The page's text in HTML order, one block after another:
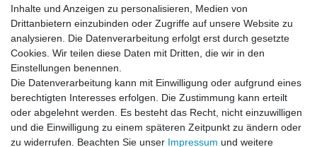
Zahlung und Versand
Daten­schutz­erklärung
Barrierefreiheitserklärung Widerrufs­recht
Inhalte und Anzeigen zu personalisieren, Medien von
Drittanbietern einzubinden oder Zugriffe auf unsere Website zu
analysieren. Die Datenverarbeitung erfolgt erst durch gesetzte
Cookies. Wir teilen diese Daten mit Dritten, die wir in den
Einstellungen benennen.
Die Datenverarbeitung kann mit Einwilligung oder aufgrund eines
berechtigten Interesses erfolgen. Die Zustimmung kann erteilt
oder abgelehnt werden. Es besteht das Recht, nicht einzuwilligen
und die Einwilligung zu einem späteren Zeitpunkt zu ändern oder
zu widerrufen. Beachten Sie unser Impressum und weitere